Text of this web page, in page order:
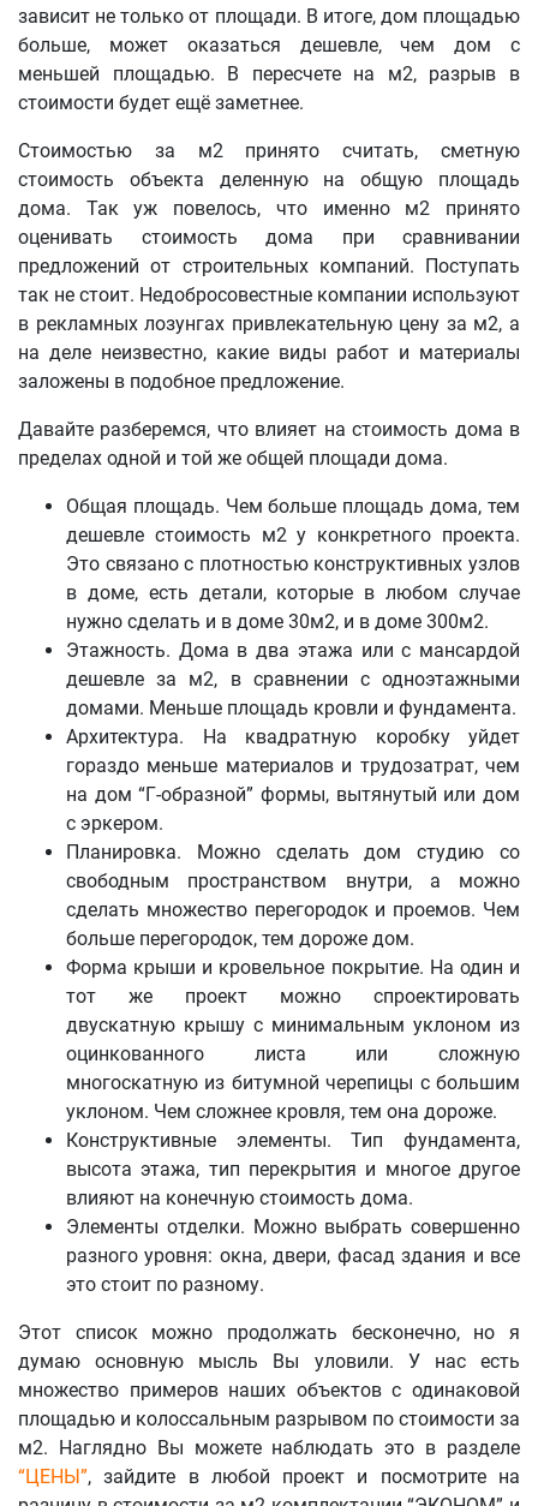
зависит не только от площади. В итоге, дом площадью
больше, может оказаться дешевле, чем дом с
меньшей площадью. В пересчете на м2, разрыв в
стоимости будет ещё заметнее.
Стоимостью за м2 принято считать, сметную
стоимость объекта деленную на общую площадь
дома. Так уж повелось, что именно м2 принято
оценивать стоимость дома при сравнивании
предложений от строительных компаний. Поступать
так не стоит. Недобросовестные компании используют
в рекламных лозунгах привлекательную цену за м2, а
на деле неизвестно, какие виды работ и материалы
заложены в подобное предложение.
Давайте разберемся, что влияет на стоимость дома в
пределах одной и той же общей площади дома.
Общая площадь. Чем больше площадь дома, тем
дешевле стоимость м2 у конкретного проекта.
Это связано с плотностью конструктивных узлов
в доме, есть детали, которые в любом случае
нужно сделать и в доме 30м2, и в доме 300м2.
Этажность. Дома в два этажа или с мансардой
дешевле за м2, в сравнении с одноэтажными
домами. Меньше площадь кровли и фундамента.
Архитектура. На квадратную коробку уйдет
гораздо меньше материалов и трудозатрат, чем
на дом “Г-образной” формы, вытянутый или дом
с эркером.
Планировка. Можно сделать дом студию со
свободным пространством внутри, а можно
сделать множество перегородок и проемов. Чем
больше перегородок, тем дороже дом.
Форма крыши и кровельное покрытие. На один и
тот же проект можно спроектировать
двускатную крышу с минимальным уклоном из
оцинкованного листа или сложную
многоскатную из битумной черепицы с большим
уклоном. Чем сложнее кровля, тем она дороже.
Конструктивные элементы. Тип фундамента,
высота этажа, тип перекрытия и многое другое
влияют на конечную стоимость дома.
Элементы отделки. Можно выбрать совершенно
разного уровня: окна, двери, фасад здания и все
это стоит по разному.
Этот список можно продолжать бесконечно, но я
думаю основную мысль Вы уловили. У нас есть
множество примеров наших объектов с одинаковой
площадью и колоссальным разрывом по стоимости за
м2. Наглядно Вы можете наблюдать это в разделе
“ЦЕНЫ”, зайдите в любой проект и посмотрите на